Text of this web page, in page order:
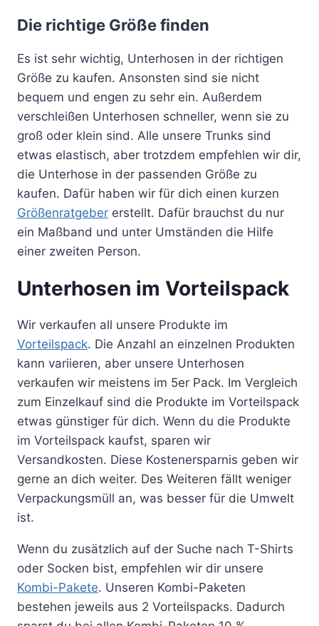
Die richtige Größe finden
Es ist sehr wichtig, Unterhosen in der richtigen
Größe zu kaufen. Ansonsten sind sie nicht
bequem und engen zu sehr ein. Außerdem
verschleißen Unterhosen schneller, wenn sie zu
groß oder klein sind. Alle unsere Trunks sind
etwas elastisch, aber trotzdem empfehlen wir dir,
die Unterhose in der passenden Größe zu
kaufen. Dafür haben wir für dich einen kurzen
Größenratgeber erstellt. Dafür brauchst du nur
ein Maßband und unter Umständen die Hilfe
einer zweiten Person.
Unterhosen im Vorteilspack
Wir verkaufen all unsere Produkte im
Vorteilspack. Die Anzahl an einzelnen Produkten
kann variieren, aber unsere Unterhosen
verkaufen wir meistens im 5er Pack. Im Vergleich
zum Einzelkauf sind die Produkte im Vorteilspack
etwas günstiger für dich. Wenn du die Produkte
im Vorteilspack kaufst, sparen wir
Versandkosten. Diese Kostenersparnis geben wir
gerne an dich weiter. Des Weiteren fällt weniger
Verpackungsmüll an, was besser für die Umwelt
ist.
Wenn du zusätzlich auf der Suche nach T-Shirts
oder Socken bist, empfehlen wir dir unsere
Kombi-Pakete. Unseren Kombi-Paketen
bestehen jeweils aus 2 Vorteilspacks. Dadurch